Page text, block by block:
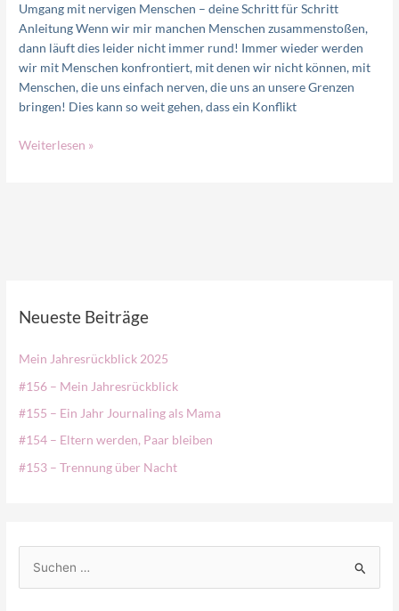
Umgang mit nervigen Menschen – deine Schritt für Schritt
Anleitung Wenn wir mir manchen Menschen zusammenstoßen,
dann läuft dies leider nicht immer rund! Immer wieder werden
wir mit Menschen konfrontiert, mit denen wir nicht können, mit
Menschen, die uns einfach nerven, die uns an unsere Grenzen
bringen! Dies kann so weit gehen, dass ein Konflikt
Weiterlesen »
Neueste Beiträge
Mein Jahresrückblick 2025
#156 – Mein Jahresrückblick
#155 – Ein Jahr Journaling als Mama
#154 – Eltern werden, Paar bleiben
#153 – Trennung über Nacht